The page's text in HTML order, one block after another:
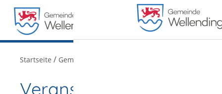
MENÜ
Startseite / Gemeindeportrait
Veranstaltungen